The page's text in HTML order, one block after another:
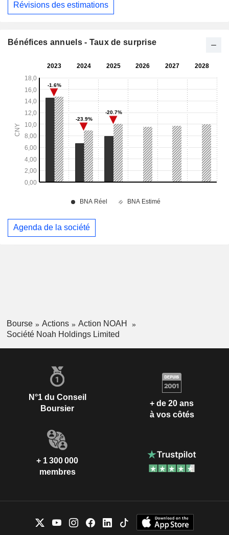
Révisions des estimations
Bénéfices annuels - Taux de surprise
Agenda de la société
Bourse Actions
Action NOAH
Société Noah Holdings Limited
N°1 du Conseil
Boursier
+ de 20 ans
à vos côtés
+ 1 300 000
membres